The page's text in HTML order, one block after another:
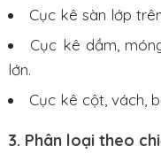
Cục kê sàn lớp
Cục kê dầm,
lớn.
Cục kê cột, vách,
3. Phân loại theo